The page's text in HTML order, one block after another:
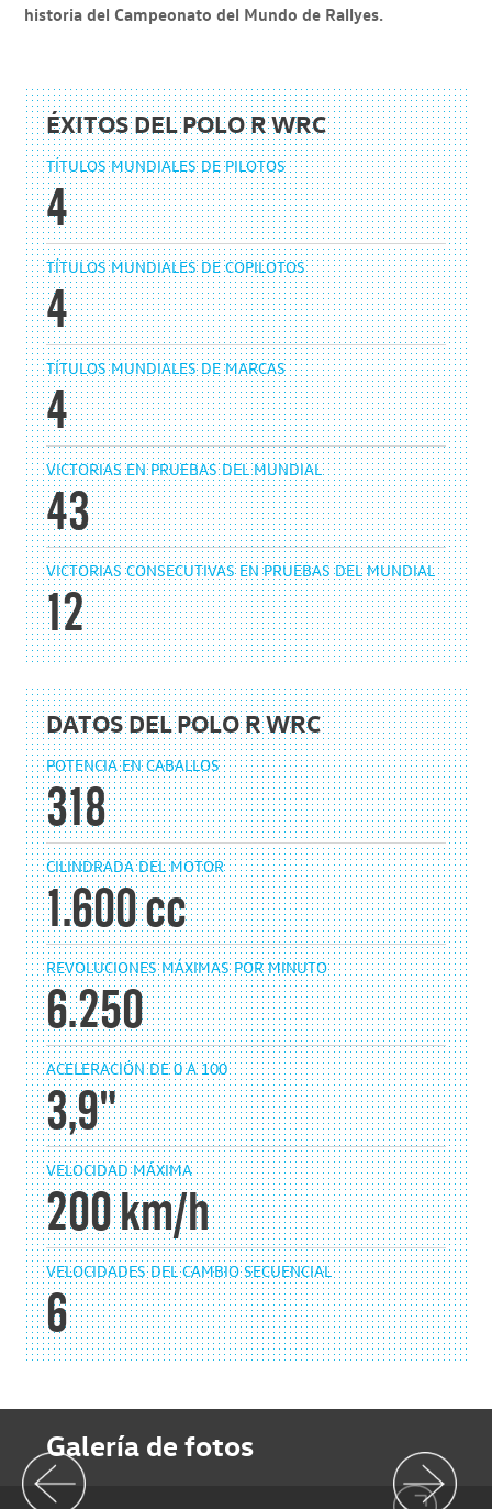
historia del Campeonato del Mundo de Rallyes.
ÉXITOS DEL POLO R WRC
TÍTULOS MUNDIALES DE PILOTOS
4
TÍTULOS MUNDIALES DE COPILOTOS
4
TÍTULOS MUNDIALES DE MARCAS
4
VICTORIAS EN PRUEBAS DEL MUNDIAL
43
VICTORIAS CONSECUTIVAS EN PRUEBAS DEL MUNDIAL
12
DATOS DEL POLO R WRC
POTENCIA EN CABALLOS
318
CILINDRADA DEL MOTOR
1.600 cc
REVOLUCIONES MÁXIMAS POR MINUTO
6.250
ACELERACIÓN DE 0 A 100
3,9"
VELOCIDAD MÁXIMA
200 km/h
VELOCIDADES DEL CAMBIO SECUENCIAL
6
Galería de fotos